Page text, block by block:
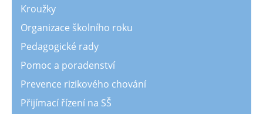
Kroužky
Organizace školního roku
Pedagogické rady
Pomoc a poradenství
Prevence rizikového chování
Přijímací řízení na SŠ